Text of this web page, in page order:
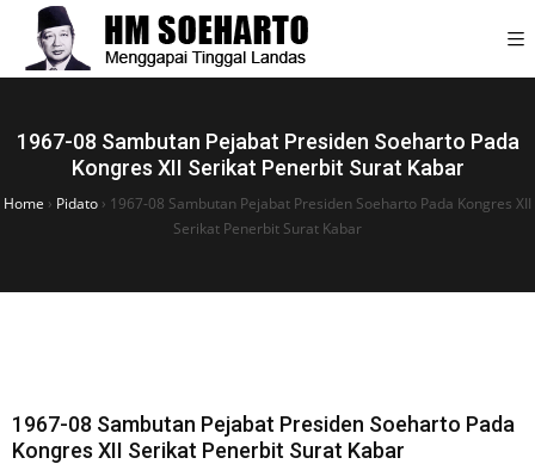
1967-08 Sambutan Pejabat Presiden Soeharto Pada
Kongres XII Serikat Penerbit Surat Kabar
Home › Pidato › 1967-08 Sambutan Pejabat Presiden Soeharto Pada Kongres XII
Serikat Penerbit Surat Kabar
1967-08 Sambutan Pejabat Presiden Soeharto Pada
Kongres XII Serikat Penerbit Surat Kabar